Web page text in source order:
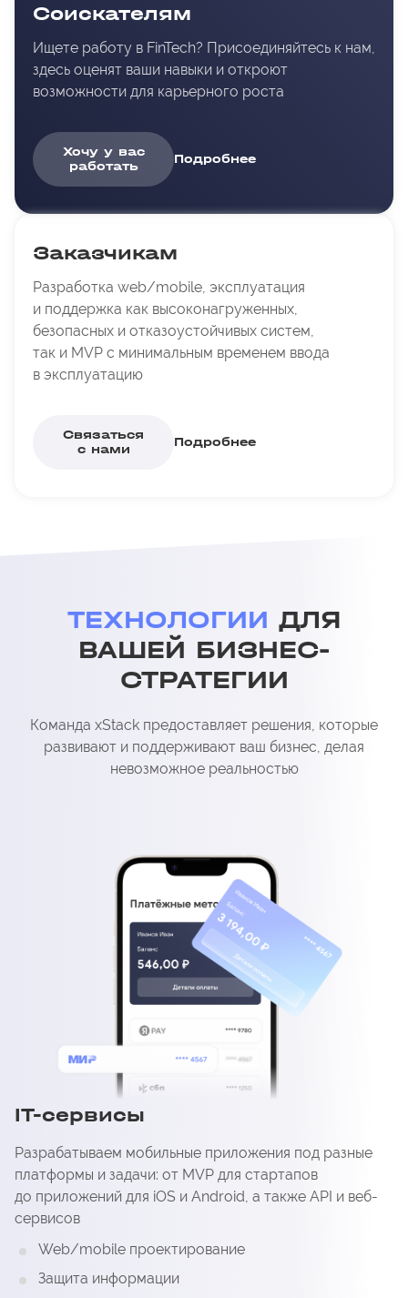
Соискателям
Ищете работу в FinTech? Присоединяйтесь к нам,
здесь оценят ваши навыки и откроют
возможности для карьерного роста
Хочу у вас
работать
Подробнее
Заказчикам
Разработка web/mobile, эксплуатация
и поддержка как высоконагруженных,
безопасных и отказоустойчивых систем,
так и MVP с минимальным временем ввода
в эксплуатацию
Связаться
с нами
Подробнее
ТЕХНОЛОГИИ ДЛЯ
ВАШЕЙ БИЗНЕС-
СТРАТЕГИИ
Команда xStack предоставляет решения, которые
развивают и поддерживают ваш бизнес, делая
невозможное реальностью
IT-сервисы
Разрабатываем мобильные приложения под разные
платформы и задачи: от MVP для стартапов
до приложений для iOS и Android, а также API и веб-
сервисов
Web/mobile проектирование
Защита информации